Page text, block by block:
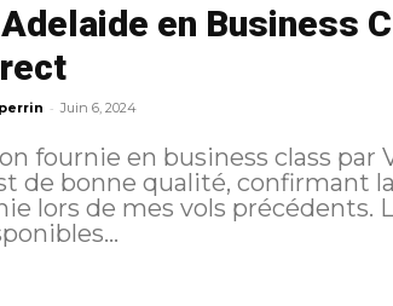
en Business
- Juin 6, 2024
fournie en business class
de bonne qualité, confirmant
vols précédents. Lorsque j'ai planifié mon voyage les